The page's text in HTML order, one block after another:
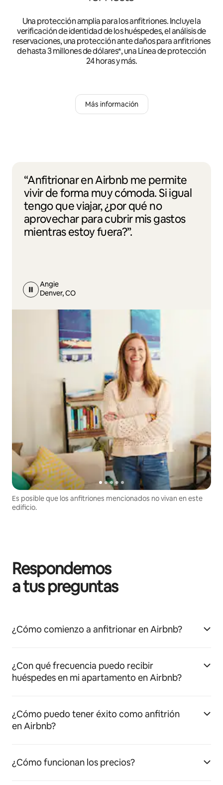
Una protección amplia para los anfitriones. Incluye la
verificación de identidad de los huéspedes, el análisis de
reservaciones, una protección ante daños para anfitriones
de hasta 3 millones de dólares*, una Línea de protección
24 horas y más.
Más información
“Anfitrionar en Airbnb me permite
vivir de forma muy cómoda. Si igual
tengo que viajar, ¿por qué no
aprovechar para cubrir mis gastos
mientras estoy fuera?”.
Angie
Denver, CO
Es posible que los anfitriones mencionados no vivan en este
edificio.
Respondemos
a tus preguntas
¿Cómo comienzo a anfitrionar en Airbnb?
¿Con qué frecuencia puedo recibir
huéspedes en mi apartamento en Airbnb?
¿Cómo puedo tener éxito como anfitrión
en Airbnb?
¿Cómo funcionan los precios?